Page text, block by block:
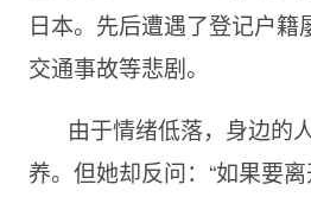
日本。先后遭遇了登记户籍
交通事故等悲剧。
由于情绪低落，身边的
养。但她却反问：“如果要